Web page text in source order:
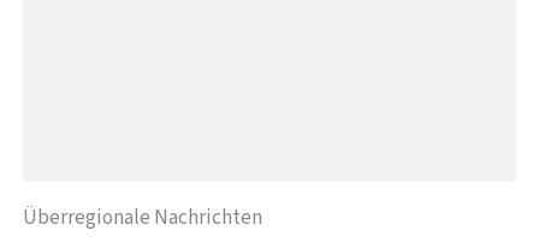
Überregionale Nachrichten